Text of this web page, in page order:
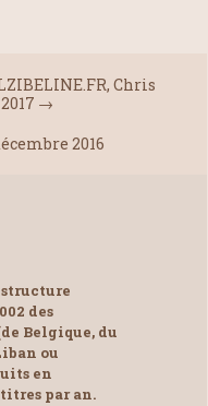
Chris
→
2016
des
Belgique, du
ou
en
par an.